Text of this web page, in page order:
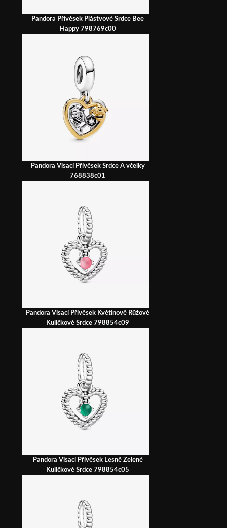
Pandora Přívěsek Plástvové Srdce Bee
Happy 798769c00
Pandora Visací Přívěsek Srdce A včelky
768838c01
Pandora Visací Přívěsek Květinově Růžové
Kuličkové Srdce 798854c09
Pandora Visací Přívěsek Lesně Zelené
Kuličkové Srdce 798854c05